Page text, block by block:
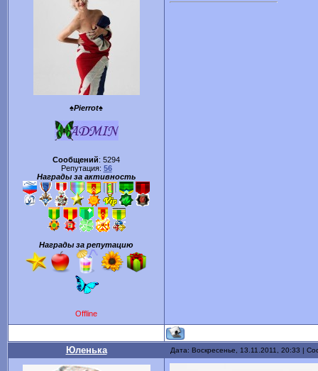
♠Pierrot♠
Сообщений: 5294
Репутация: 56
Награды за активность
Награды за репутацию
Offline
Юленька Дата: Воскресенье, 13.11.2011, 20:33 |